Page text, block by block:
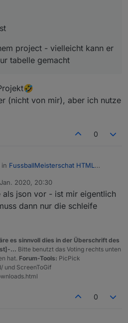
script:
anzahlSpiele
spiele gezeigt und die 9
(erstes bild)
anzahlSpiele
spiele gezeigt - sonst nix
widget.de
post/457248
script:
anzahlSpiele=9 und
ist 0 , werden die letzten 9
andere lösung
post/457248
project - vielleicht kann er
tabelle gemacht
(nicht von mir), aber ich nutze
0
in FussballMeisterschat HTML
hast
2020, 20:30
als json vor - ist mir eigentlich
dann nur die schleife
es sinnvoll dies in der Überschrift des
... Bitte benutzt das Voting rechts unten
hat. Forum-Tools: PicPick
und ScreenToGif
0